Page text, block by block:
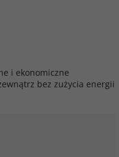
i ekonomiczne
bez zużycia energii